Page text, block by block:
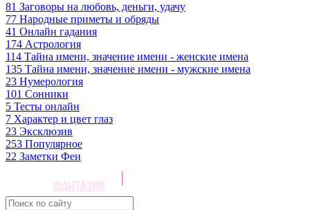
81 Заговоры на любовь, деньги, удачу
77 Народные приметы и обряды
41 Онлайн гадания
174 Астрология
114 Тайна имени, значение имени - женские имена
135 Тайна имени, значение имени - мужские имена
23 Нумерология
101 Сонники
5 Тесты онлайн
7 Характер и цвет глаз
23 Эксклюзив
253 Популярное
22 Заметки Феи